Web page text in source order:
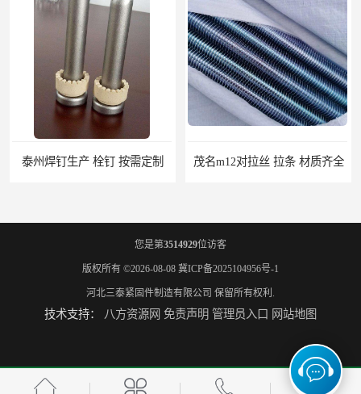
泰州焊钉生产 栓钉 按需定制 茂名m12对拉丝 拉条 材质齐全
江苏对拉丝图片 拉条 高服务 江门地脚螺栓 地笼 量大从优
您是第3514929位访客
版权所有 ©2026-08-08 冀ICP备2025104956号-1
河北三泰紧固件制造有限公司 保留所有权利.
技术支持： 八方资源网 免责声明 管理员入口 网站地图